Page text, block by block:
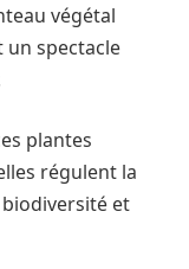
végétal
un spectacle
plantes
régulent la
et